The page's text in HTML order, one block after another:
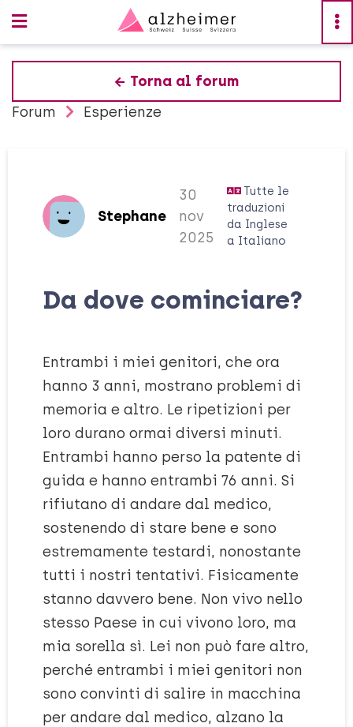
Torna al forum
Forum
Esperienze
Stephane
30
nov
2025
Tutte le
traduzioni
da Inglese
a Italiano
Da dove cominciare?
Entrambi i miei genitori, che ora
hanno 3 anni, mostrano problemi di
memoria e altro. Le ripetizioni per
loro durano ormai diversi minuti.
Entrambi hanno perso la patente di
guida e hanno entrambi 76 anni. Si
rifiutano di andare dal medico,
sostenendo di stare bene e sono
estremamente testardi, nonostante
tutti i nostri tentativi. Fisicamente
stanno davvero bene. Non vivo nello
stesso Paese in cui vivono loro, ma
mia sorella sì. Lei non può fare altro,
perché entrambi i miei genitori non
sono convinti di salire in macchina
per andare dal medico, alzano la